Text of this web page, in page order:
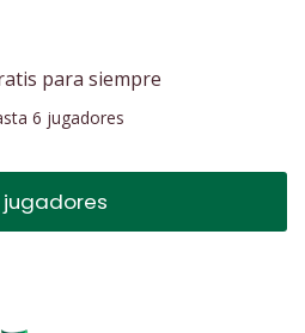
para siempre
6 jugadores
jugadores